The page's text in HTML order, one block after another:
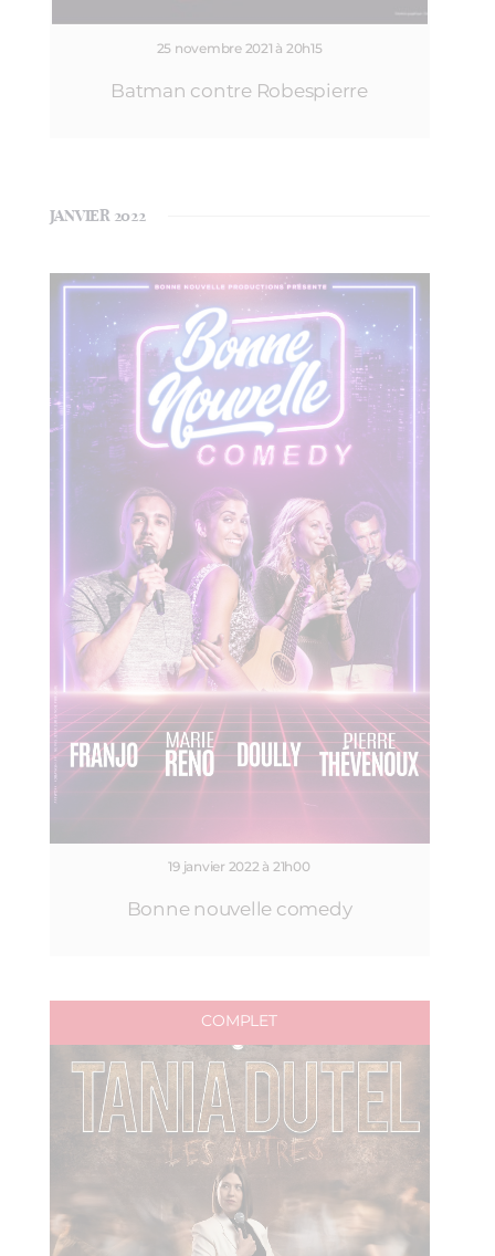
25 novembre 2021 à 20h15
Batman contre Robespierre
JANVIER 2022
19 janvier 2022 à 21h00
Bonne nouvelle comedy
COMPLET